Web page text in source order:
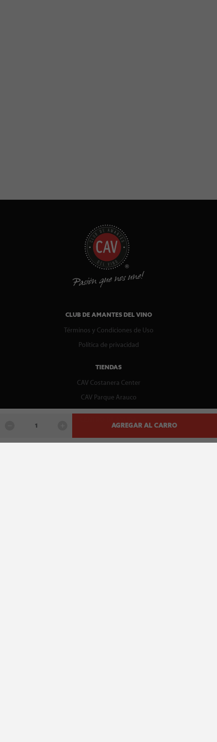
AGREGAR AL CARRO
CLUB DE AMANTES DEL VINO
Términos y Condiciones de Uso
Política de privacidad
TIENDAS
CAV Costanera Center
CAV Parque Arauco